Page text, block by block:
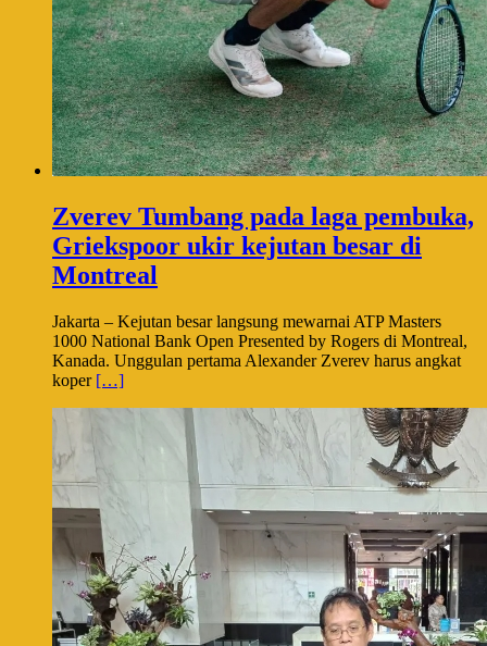
Zverev Tumbang pada laga pembuka,
Griekspoor ukir kejutan besar di
Montreal
Jakarta – Kejutan besar langsung mewarnai ATP Masters
1000 National Bank Open Presented by Rogers di Montreal,
Kanada. Unggulan pertama Alexander Zverev harus angkat
koper […]